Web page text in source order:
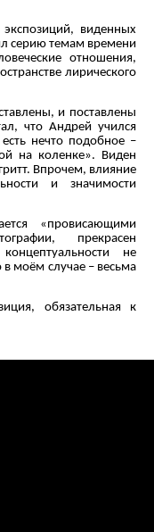
виденных
серию темам времени
отношения,
лирического
и поставлены
что Андрей учился
нечто подобное –
на коленке». Виден
Впрочем, влияние
и значимости
«провисающими
прекрасен
не
моём случае – весьма
обязательная к